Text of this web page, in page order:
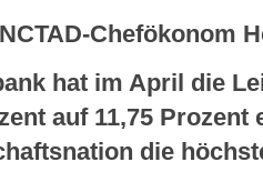
Chefökonom
hat im April die
auf 11,75
die